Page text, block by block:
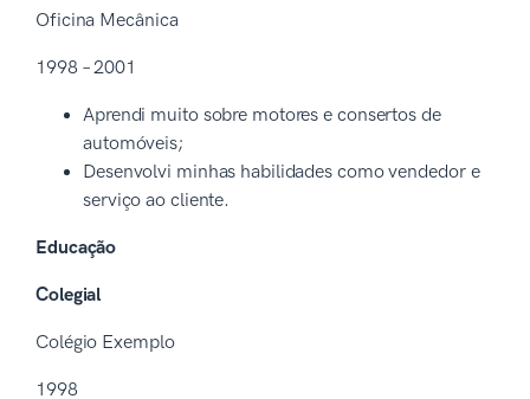
Oficina Mecânica
1998 – 2001
Aprendi muito sobre motores e consertos de
automóveis;
Desenvolvi minhas habilidades como vendedor e
serviço ao cliente.
Educação
Colegial
Colégio Exemplo
1998